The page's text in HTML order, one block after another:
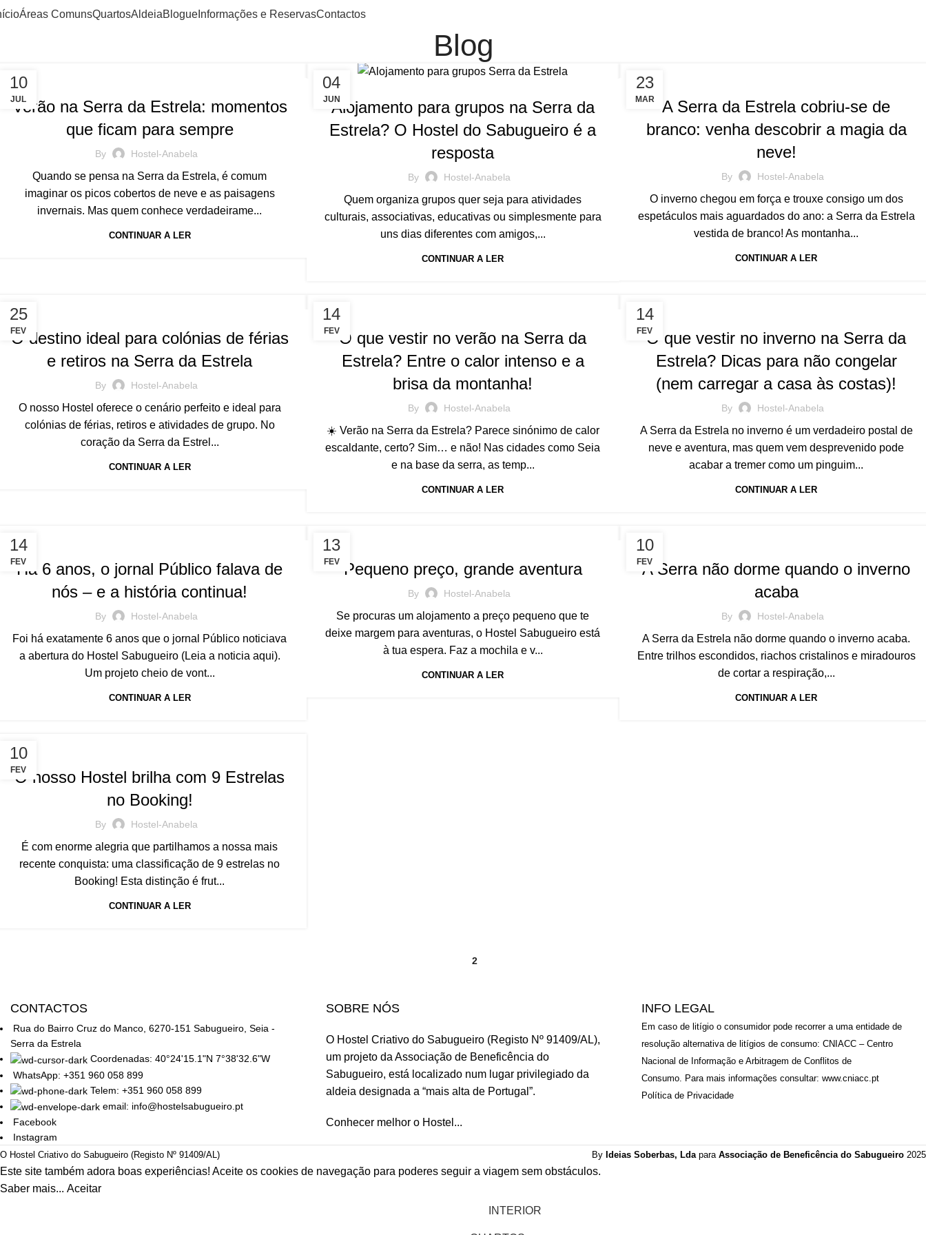
Áreas ComunsQuartosAldeiaBlogue Informações e ReservasContactos
Blog
10
JUL
BLOG
Verão na Serra da Estrela: momentos
que ficam para sempre
By Hostel-Anabela
Quando se pensa na Serra da Estrela, é comum
imaginar os picos cobertos de neve e as paisagens
invernais. Mas quem conhece verdadeirame...
CONTINUAR A LER
04
JUN
BLOG
Alojamento para grupos na Serra da
Estrela? O Hostel do Sabugueiro é a
resposta
By Hostel-Anabela
Quem organiza grupos quer seja para atividades
culturais, associativas, educativas ou simplesmente para
uns dias diferentes com amigos,...
CONTINUAR A LER
23
MAR
BLOG
A Serra da Estrela cobriu-se de
branco: venha descobrir a magia da
neve!
By Hostel-Anabela
O inverno chegou em força e trouxe consigo um dos
espetáculos mais aguardados do ano: a Serra da Estrela
vestida de branco! As montanha...
CONTINUAR A LER
25
FEV
BLOG
O destino ideal para colónias de férias
e retiros na Serra da Estrela
By Hostel-Anabela
O nosso Hostel oferece o cenário perfeito e ideal para
colónias de férias, retiros e atividades de grupo. No
coração da Serra da Estrel...
CONTINUAR A LER
14
FEV
BLOG
O que vestir no verão na Serra da
Estrela? Entre o calor intenso e a
brisa da montanha!
By Hostel-Anabela
☀️ Verão na Serra da Estrela? Parece sinónimo de calor
escaldante, certo? Sim… e não! Nas cidades como Seia
e na base da serra, as temp...
CONTINUAR A LER
14
FEV
BLOG
O que vestir no inverno na Serra da
Estrela? Dicas para não congelar
(nem carregar a casa às costas)!
By Hostel-Anabela
A Serra da Estrela no inverno é um verdadeiro postal de
neve e aventura, mas quem vem desprevenido pode
acabar a tremer como um pinguim...
CONTINUAR A LER
14
FEV
BLOG
Há 6 anos, o jornal Público falava de
nós – e a história continua!
By Hostel-Anabela
Foi há exatamente 6 anos que o jornal Público noticiava
a abertura do Hostel Sabugueiro (Leia a noticia aqui).
Um projeto cheio de vont...
CONTINUAR A LER
13
FEV
BLOG
Pequeno preço, grande aventura
By Hostel-Anabela
Se procuras um alojamento a preço pequeno que te
deixe margem para aventuras, o Hostel Sabugueiro está
à tua espera. Faz a mochila e v...
CONTINUAR A LER
10
FEV
BLOG
A Serra não dorme quando o inverno
acaba
By Hostel-Anabela
A Serra da Estrela não dorme quando o inverno acaba.
Entre trilhos escondidos, riachos cristalinos e miradouros
de cortar a respiração,...
CONTINUAR A LER
10
FEV
BLOG
O nosso Hostel brilha com 9 Estrelas
no Booking!
By Hostel-Anabela
É com enorme alegria que partilhamos a nossa mais
recente conquista: uma classificação de 9 estrelas no
Booking! Esta distinção é frut...
CONTINUAR A LER
2
CONTACTOS
Rua do Bairro Cruz do Manco, 6270-151 Sabugueiro, Seia -
Serra da Estrela
Coordenadas: 40°24'15.1"N 7°38'32.6"W
WhatsApp: +351 960 058 899
Telem: +351 960 058 899
email: info@hostelsabugueiro.pt
Facebook
Instagram
SOBRE NÓS
O Hostel Criativo do Sabugueiro (Registo Nº 91409/AL),
um projeto da Associação de Beneficência do
Sabugueiro, está localizado num lugar privilegiado da
aldeia designada a “mais alta de Portugal”.
Conhecer melhor o Hostel...
INFO LEGAL
Em caso de litígio o consumidor pode recorrer a uma entidade de
resolução alternativa de litígios de consumo: CNIACC – Centro
Nacional de Informação e Arbitragem de Conflitos de
Consumo. Para mais informações consultar: www.cniacc.pt
Política de Privacidade
O Hostel Criativo do Sabugueiro (Registo Nº 91409/AL) By Ideias Soberbas, Lda para Associação de Beneficência do Sabugueiro 2025
Este site também adora boas experiências! Aceite os cookies de navegação para poderes seguir a viagem sem obstáculos.
Saber mais... Aceitar
INTERIOR